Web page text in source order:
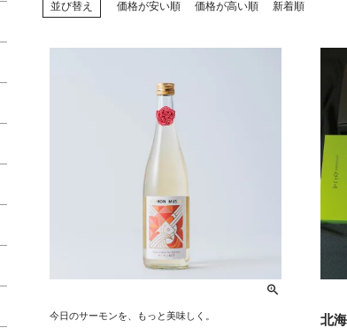
並び替え 価格が安い順 価格が高い順 新着順
今日のサーモンを、もっと美味しく。
北